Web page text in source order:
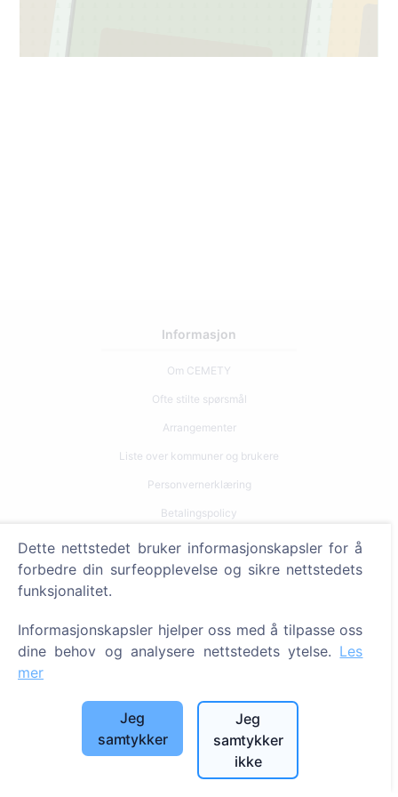
Informasjon
Om CEMETY
Ofte stilte spørsmål
Arrangementer
Liste over kommuner og brukere
Personvernerklæring
Betalingspolicy
Innstillinger for informasjonskapsler
Søk
Søk etter gravplasser
SIA "CEMETY", LV40103618951
Dette nettstedet bruker informasjonskapsler for å
forbedre din surfeopplevelse og sikre nettstedets
funksjonalitet.
Informasjonskapsler hjelper oss med å tilpasse oss
dine behov og analysere nettstedets ytelse. Les
mer
Jeg
samtykker
Jeg
samtykker
ikke